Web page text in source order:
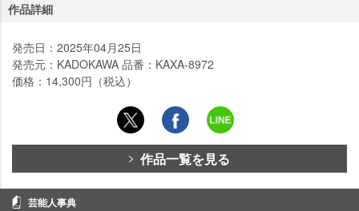
作品詳細
発売日：2025年04月25日
発売元：KADOKAWA 品番：KAXA-8972
価格：14,300円（税込）
作品一覧を見る
芸能人事典